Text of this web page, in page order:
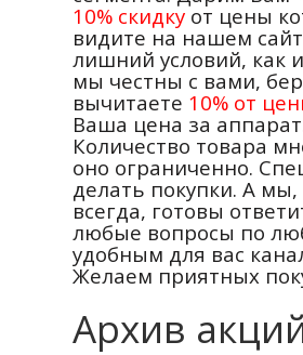
10% скидкуот цены
видите на нашем
лишний условий, как
мы честны с вами,
вычитаете 10% от
Ваша цена за
Количество товара
оно ограниченно.
делать покупки. А мы,
всегда, готовы
любые вопросы по
удобным для вас
Желаем приятных
Архив